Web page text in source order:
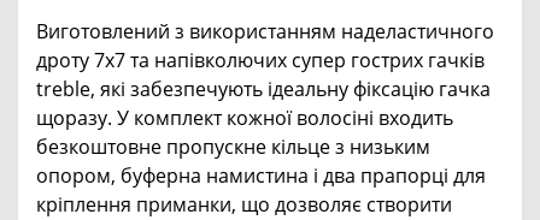
Виготовлений з використанням наделастичного
дроту 7х7 та напівколючих супер гострих гачків
treble, які забезпечують ідеальну фіксацію гачка
щоразу. У комплект кожної волосіні входить
безкоштовне пропускне кільце з низьким
опором, буферна намистина і два прапорці для
кріплення приманки, що дозволяє створити